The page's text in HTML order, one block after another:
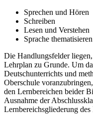
Sprechen und Hören
Schreiben
Lesen und Verstehen
Sprache thematisieren
Die Handlungsfelder
Lehrplan zu Grunde. Um
Deutschunterrichts und
Oberschule
den Lernbereichen beider
Ausnahme der
Lernbereichsgliederung